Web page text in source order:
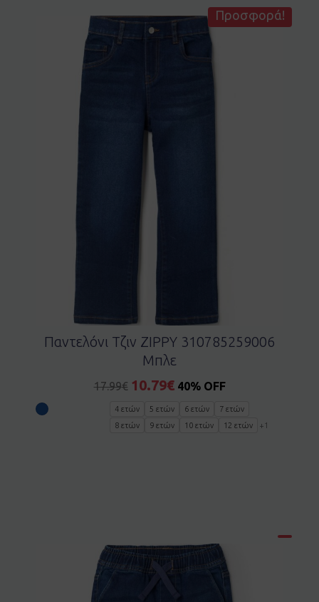
Προσφορά!
Παντελόνι Τζιν ZIPPY 310785259006
Μπλε
17.99€ 10.79€ 40% OFF
4 ετών 5 ετών 6 ετών
7 ετών
8 ετών
9 ετών 10 ετών 12 ετών +1